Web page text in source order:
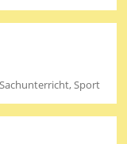
Sport